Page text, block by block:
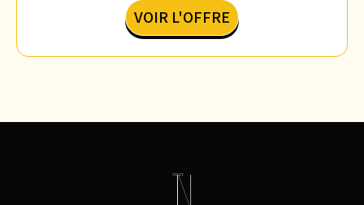
VOIR L'OFFRE